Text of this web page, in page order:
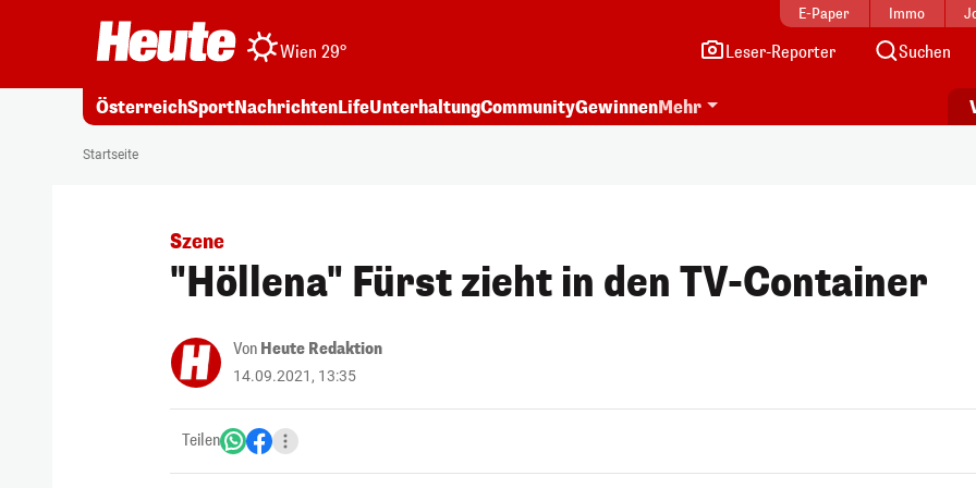
E-Paper Immo
Wien 29° Leser-Reporter Suchen
ÖsterreichSportNachrichtenLifeUnterhaltungCommunityGewinnenMehr
Startseite
Szene
"Höllena" Fürst zieht in den TV-Container
Von Heute Redaktion
14.09.2021, 13:35
Teilen